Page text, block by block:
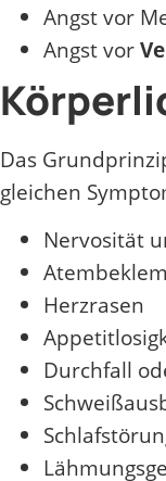
Angst vor
Angst vor
Das
gleichen
Nervosität
Herzrasen
Durchfall